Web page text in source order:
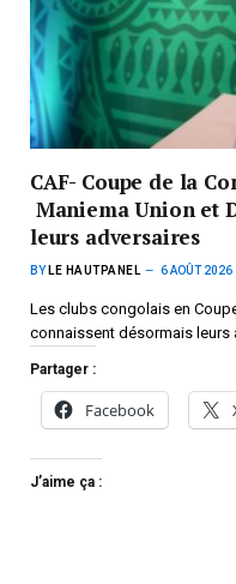
CAF- Coupe de la
Maniema Union et
leurs adversaires
BY LE HAUTPANEL 6 AOÛT 2026
Les clubs congolais en
connaissent désormais leurs
Partager :
Facebook
J’aime ça :